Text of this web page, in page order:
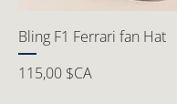
Bling F1 Ferrari fan Hat
Prix
115,00 $CA